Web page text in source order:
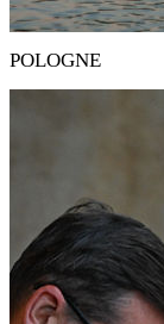
POLOGNE